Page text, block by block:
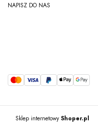
NAPISZ DO NAS
Sklep internetowyShoper.pl